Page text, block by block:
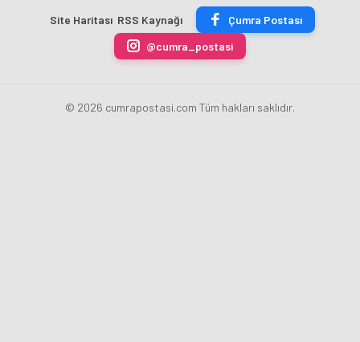
Yükseliyor
Açıkladı
Site Haritası RSS Kaynağı
Çumra Postası
@cumra_postasi
© 2026 cumrapostasi.com Tüm hakları saklıdır.